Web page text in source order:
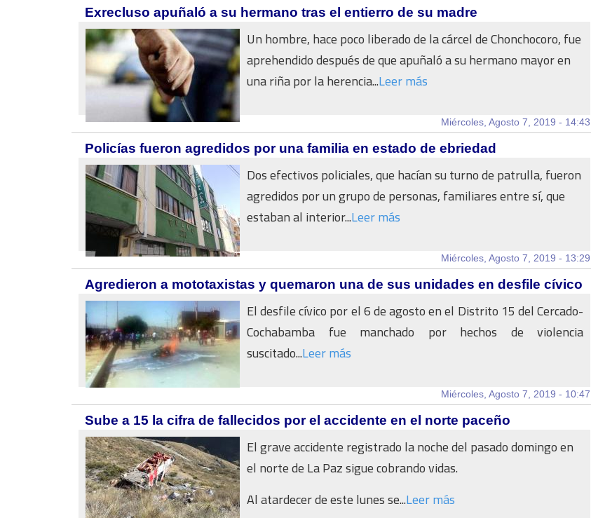
Exrecluso apuñaló a su hermano tras el entierro de su madre
Un hombre, hace poco liberado de la cárcel de Chonchocoro, fue
aprehendido después de que apuñaló a su hermano mayor en
una riña por la herencia...Leer más
Miércoles, Agosto 7, 2019 - 14:43
Policías fueron agredidos por una familia en estado de ebriedad
Dos efectivos policiales, que hacían su turno de patrulla, fueron
agredidos por un grupo de personas, familiares entre sí, que
estaban al interior...Leer más
Miércoles, Agosto 7, 2019 - 13:29
Agredieron a mototaxistas y quemaron una de sus unidades en desfile cívico
El desfile cívico por el 6 de agosto en el Distrito 15 del Cercado-
Cochabamba fue manchado por hechos de violencia
suscitado...Leer más
Miércoles, Agosto 7, 2019 - 10:47
Sube a 15 la cifra de fallecidos por el accidente en el norte paceño
El grave accidente registrado la noche del pasado domingo en
el norte de La Paz sigue cobrando vidas.
Al atardecer de este lunes se...Leer más